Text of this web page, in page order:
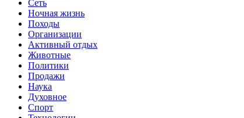
Сеть
Ночная жизнь
Походы
Организации
Активный отдых
Животные
Политики
Продажи
Наука
Духовное
Спорт